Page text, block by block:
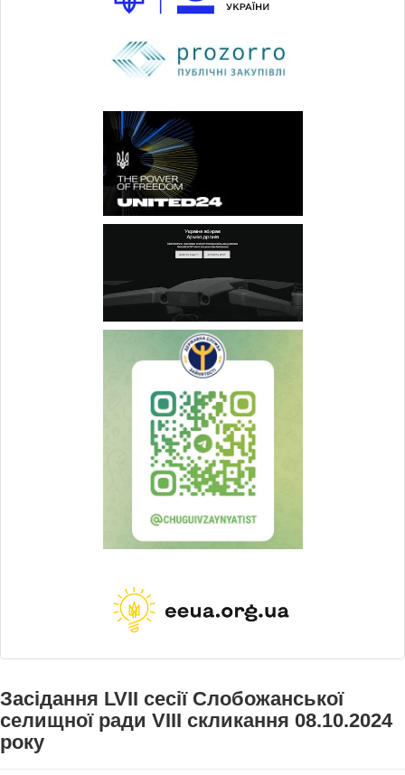
Засідання LVII сесії Слобожанської
селищної ради VIII скликання 08.10.2024
року